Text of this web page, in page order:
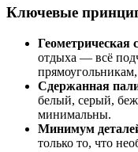
Ключевые
Геометрическая
отдыха — всё
Сдержанная
белый, серый,
минимальны.
Минимум
только то, что